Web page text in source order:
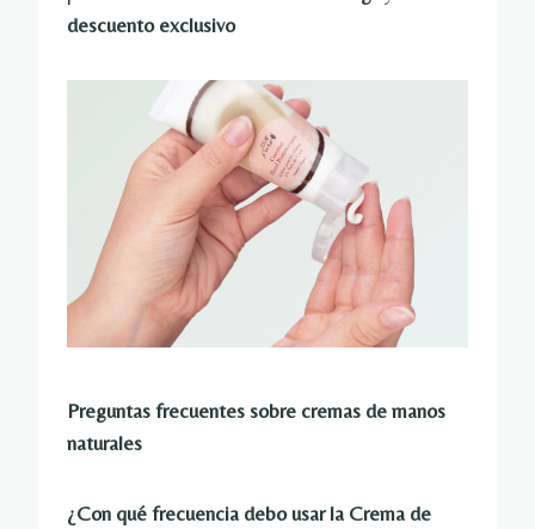
descuento exclusivo
Preguntas frecuentes sobre cremas de manos
naturales
¿Con qué frecuencia debo usar la Crema de